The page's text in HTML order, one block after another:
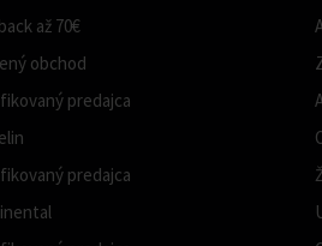
až 70€
obchod
predajca
predajca